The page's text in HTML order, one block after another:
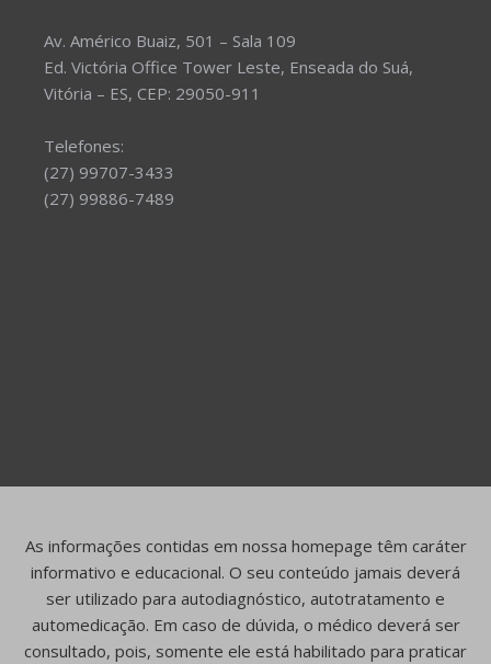
Av. Américo Buaiz, 501 – Sala 109
Ed. Victória Office Tower Leste, Enseada do Suá,
Vitória – ES, CEP: 29050-911
Telefones:
(27) 99707-3433
(27) 99886-7489
As informações contidas em nossa homepage têm caráter
informativo e educacional. O seu conteúdo jamais deverá
ser utilizado para autodiagnóstico, autotratamento e
automedicação. Em caso de dúvida, o médico deverá ser
consultado, pois, somente ele está habilitado para praticar